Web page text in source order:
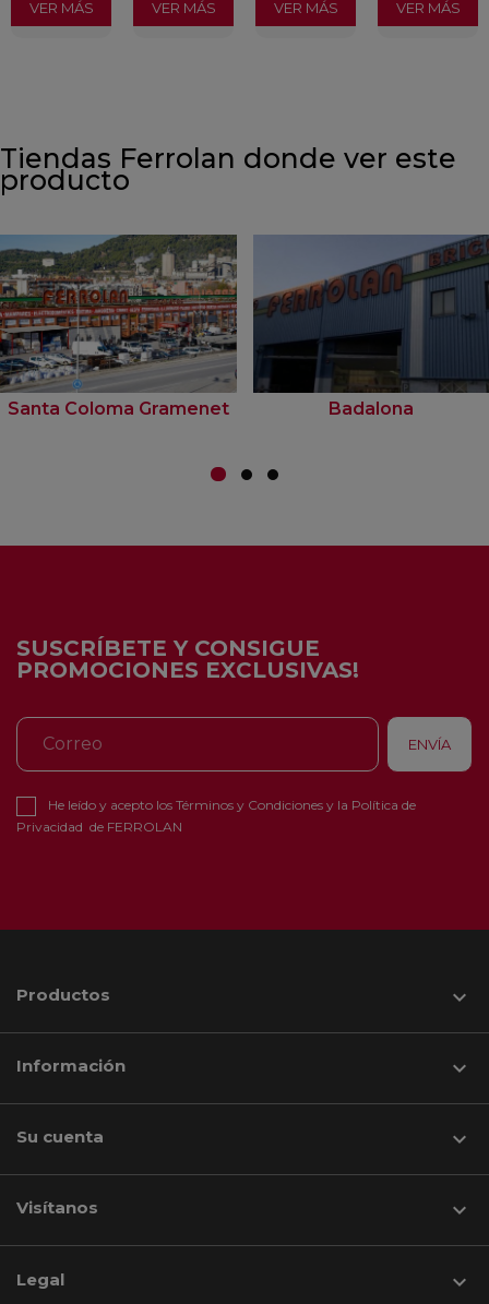
VER MÁS VER MÁS VER MÁS VER MÁS
Tiendas Ferrolan donde ver este
producto
Santa Coloma Gramenet Badalona
SUSCRÍBETE Y CONSIGUE
PROMOCIONES EXCLUSIVAS!
He leído y acepto los Términos y Condiciones y la Política de
Privacidad de FERROLAN
Productos 
Información 
Su cuenta 
Visítanos keyboard_arrow_down
Legal 